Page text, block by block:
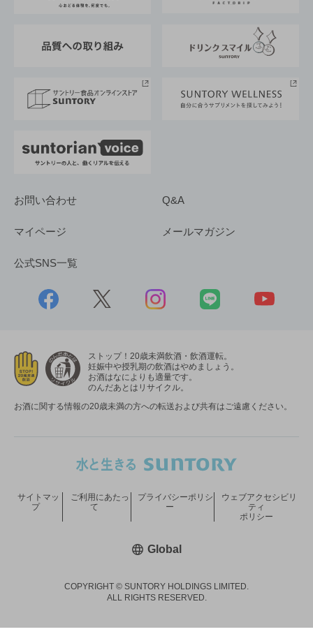
採用情報
お問い合わせ Q&A
マイページ メールマガジン
公式SNS一覧
ストップ！20歳未満飲酒・飲酒運転。
妊娠中や授乳期の飲酒はやめましょう。
お酒はなによりも適量です。
のんだあとはリサイクル。
お酒に関する情報の20歳未満の方への転送および共有はご遠慮ください。
COPYRIGHT © SUNTORY HOLDINGS LIMITED.
ALL RIGHTS RESERVED.
サイトマッ
プ
ご利用にあたっ
て
プライバシーポリシ
ー
ウェブアクセシビリ
ティ
ポリシー
Global新しいウィンドウで開く